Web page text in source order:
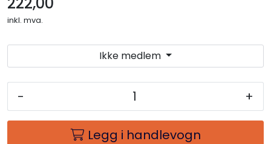
inkl. mva.
Ikke medlem
- +
Legg i handlevogn